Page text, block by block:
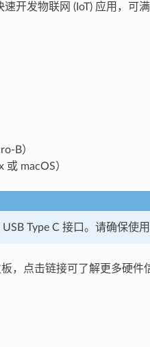
速开发物联网 (IoT) 应用，可
B）
macOS）
Type C 接口。请确保使
，点击链接可了解更多硬件